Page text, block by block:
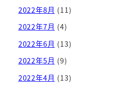
2022年8月 (11)
2022年7月 (4)
2022年6月 (13)
2022年5月 (9)
2022年4月 (13)